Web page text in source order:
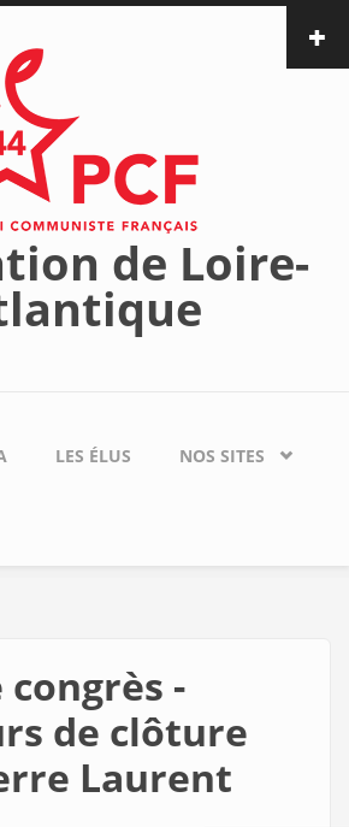
de Loire-
LES ÉLUS NOS SITES
congrès -
de clôture
Laurent